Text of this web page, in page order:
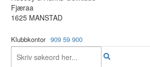
Fjæraa
1625 MANSTAD
Klubbkontor 909 59 900